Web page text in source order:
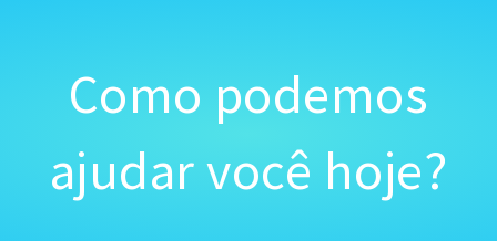
Como podemos
ajudar você hoje?